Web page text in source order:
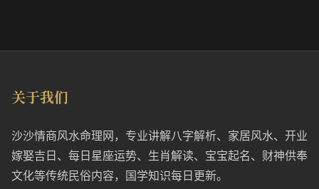
关于我们
沙沙情商风水命理网，专业讲解八字解析、家居风水、开业
嫁娶吉日、每日星座运势、生肖解读、宝宝起名、财神供奉
文化等传统民俗内容，国学知识每日更新。